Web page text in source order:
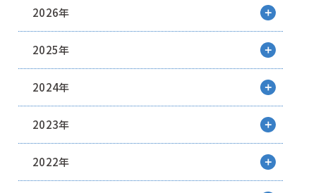
2026年
2025年
2024年
2023年
2022年